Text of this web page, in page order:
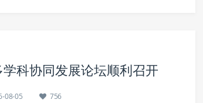
科协同发展论坛顺利召开
08-05 756